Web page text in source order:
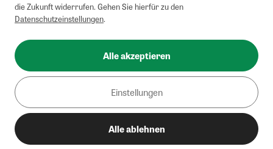
die Zukunft widerrufen. Gehen Sie hierfür zu den
Datenschutzeinstellungen.
Alle akzeptieren
Einstellungen
Alle ablehnen